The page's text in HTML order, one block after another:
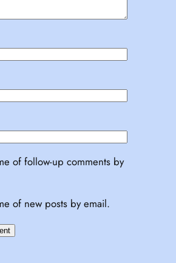
of follow-up comments by
of new posts by email.